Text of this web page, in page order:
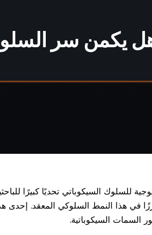
يكمن سر
للسلوك السيكوباتي تحديًا كبيرًا
في هذا النمط السلوكي المعقد.
السمات السيكوباتية.